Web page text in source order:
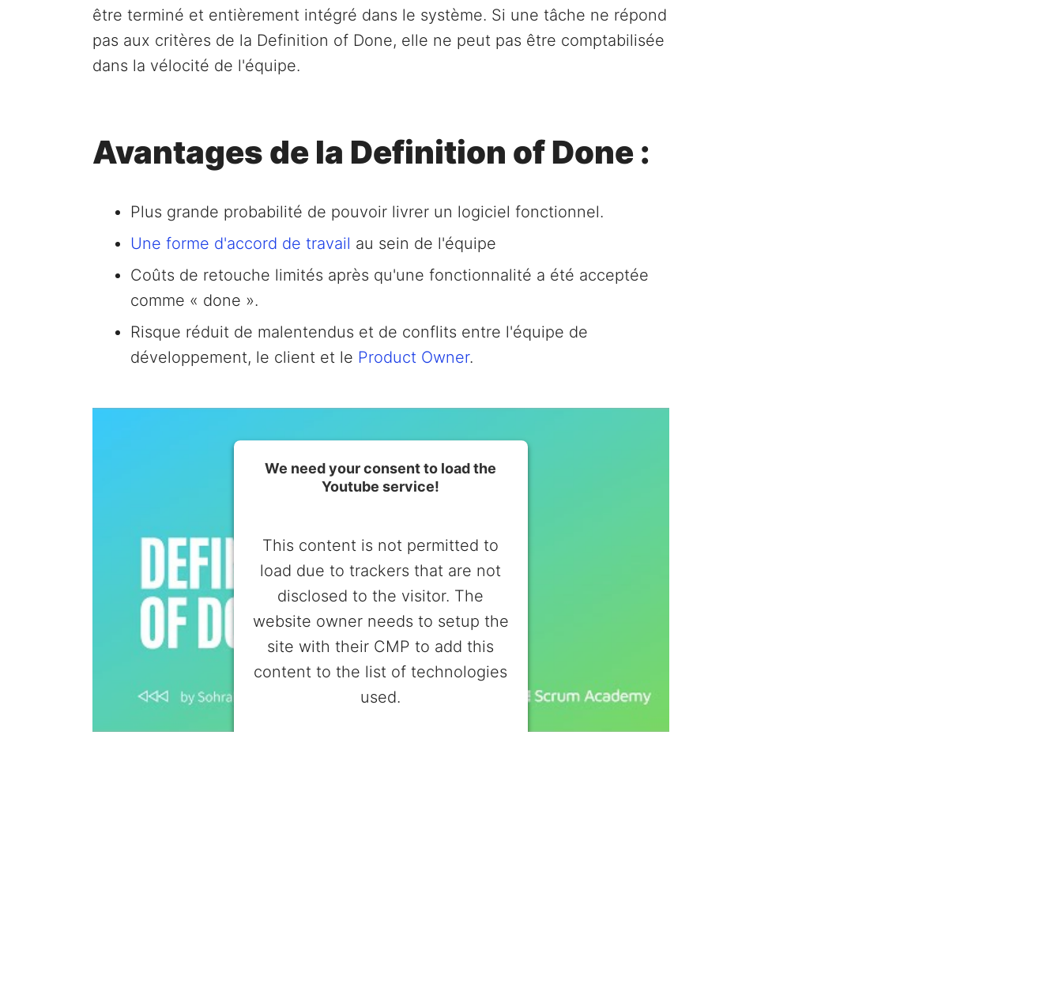
être terminé et entièrement intégré dans le système. Si une tâche ne répond
pas aux critères de la Definition of Done, elle ne peut pas être comptabilisée
dans la vélocité de l'équipe.
Avantages de la Definition of Done :
Plus grande probabilité de pouvoir livrer un logiciel fonctionnel.
Une forme d'accord de travail au sein de l'équipe
Coûts de retouche limités après qu'une fonctionnalité a été acceptée
comme « done ».
Risque réduit de malentendus et de conflits entre l'équipe de
développement, le client et le Product Owner.
We need your consent to load the
Youtube service!
This content is not permitted to
load due to trackers that are not
disclosed to the visitor. The
website owner needs to setup the
site with their CMP to add this
content to the list of technologies
used.